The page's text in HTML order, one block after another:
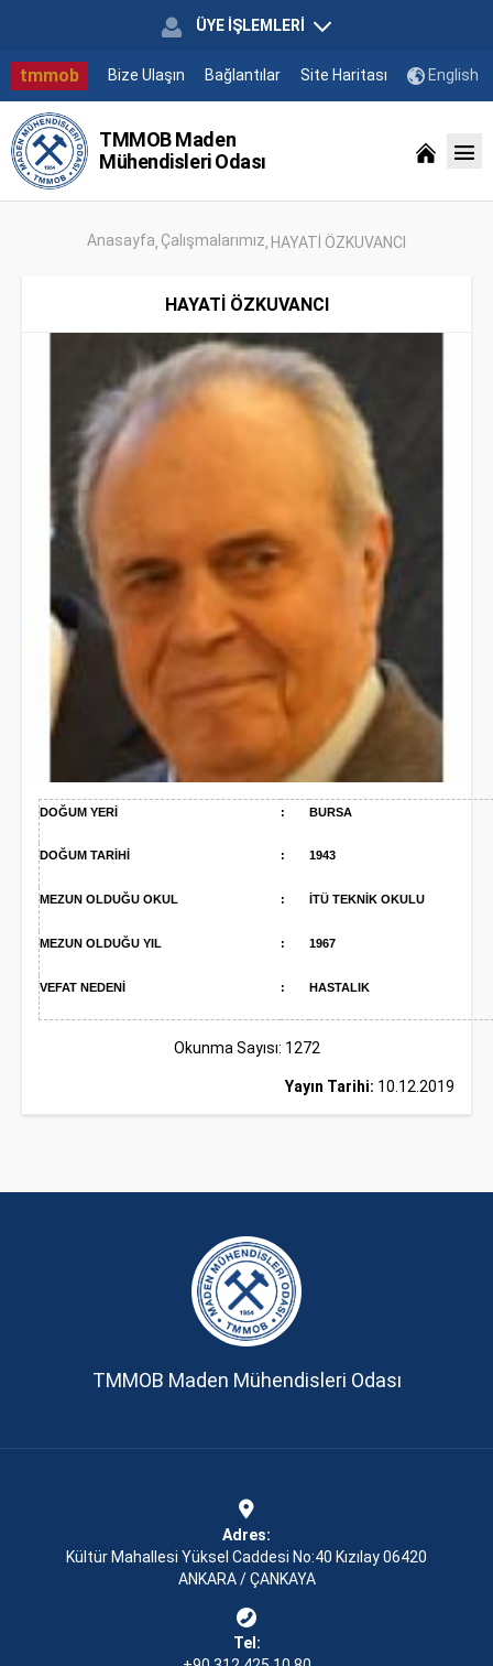
ÜYE İŞLEMLERİ
tmmob Bize Ulaşın Bağlantılar Site Haritası English
TMMOB Maden
Mühendisleri Odası
Anasayfa Çalışmalarımız HAYATİ ÖZKUVANCI
HAYATİ ÖZKUVANCI
DOĞUM YERİ : BURSA
DOĞUM TARİHİ : 1943
MEZUN OLDUĞU OKUL : İTÜ TEKNİK OKULU
MEZUN OLDUĞU YIL : 1967
VEFAT NEDENİ : HASTALIK
Okunma Sayısı: 1272
Yayın Tarihi: 10.12.2019
TMMOB Maden Mühendisleri Odası
Adres:
Kültür Mahallesi Yüksel Caddesi No:40 Kızılay 06420
ANKARA / ÇANKAYA
Tel: